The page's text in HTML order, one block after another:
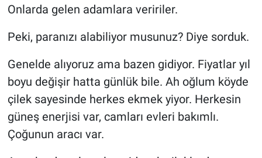
Onlarda gelen adamlara veririler.
Peki, paranızı alabiliyor musunuz? Diye sorduk.
Genelde alıyoruz ama bazen gidiyor. Fiyatlar yıl
boyu değişir hatta günlük bile. Ah oğlum köyde
çilek sayesinde herkes ekmek yiyor. Herkesin
güneş enerjisi var, camları evleri bakımlı.
Çoğunun aracı var.